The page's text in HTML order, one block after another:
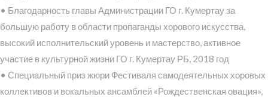
• Благодарность главы Администрации ГО г. Кумертау за
большую работу в области пропаганды хорового искусства,
высокий исполнительский уровень и мастерство, активное
участие в культурной жизни ГО г. Кумертау РБ, 2018 год
• Специальный приз жюри Фестиваля самодеятельных хоровых
коллективов и вокальных ансамблей «Рождественская овация»,